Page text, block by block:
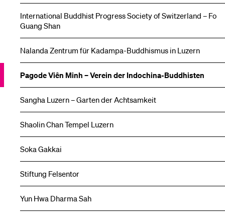
International Buddhist Progress Society of Switzerland – Fo
Guang Shan
Nalanda Zentrum für Kadampa-Buddhismus in Luzern
Pagode Viên Minh – Verein der Indochina-Buddhisten
Sangha Luzern – Garten der Achtsamkeit
Shaolin Chan Tempel Luzern
Soka Gakkai
Stiftung Felsentor
Yun Hwa Dharma Sah